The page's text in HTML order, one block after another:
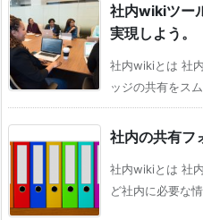
社内wikiツー
実現しよう。
社内wikiとは 社
ッジの共有をス
社内の共有フ
社内wikiとは 社
ど社内に必要な